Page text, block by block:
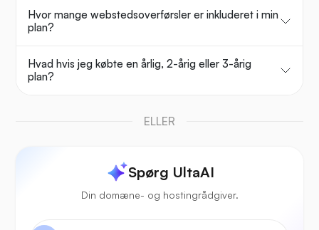
Hvor mange webstedsoverførsler er inkluderet i min
plan?
Hvad hvis jeg købte en årlig, 2-årig eller 3-årig
plan?
ELLER
Spørg UltaAI
Din domæne- og hostingrådgiver.